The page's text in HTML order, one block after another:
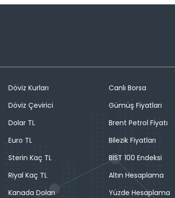
Döviz Kurları
Döviz Çevirici
Dolar TL
Euro TL
Sterin Kaç TL
Riyal Kaç TL
Kanada Doları
Canlı Borsa
Gümüş Fiyatları
Brent Petrol Fiyatı
Bilezik Fiyatları
BIST 100 Endeksi
Altın Hesaplama
Yüzde Hesaplama